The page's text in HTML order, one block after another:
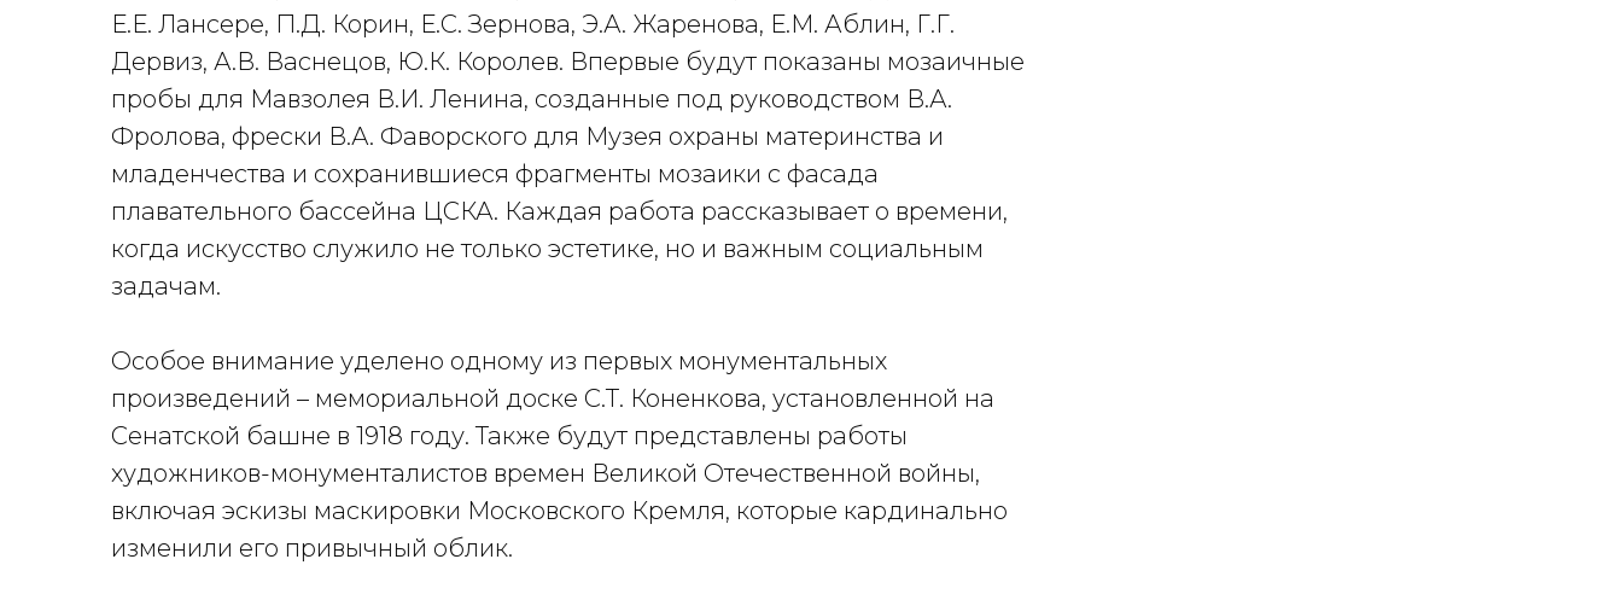
Е.Е. Лансере, П.Д. Корин, Е.С. Зернова, Э.А. Жаренова, Е.М. Аблин, Г.Г.
Дервиз, А.В. Васнецов, Ю.К. Королев. Впервые будут показаны мозаичные
пробы для Мавзолея В.И. Ленина, созданные под руководством В.А.
Фролова, фрески В.А. Фаворского для Музея охраны материнства и
младенчества и сохранившиеся фрагменты мозаики с фасада
плавательного бассейна ЦСКА. Каждая работа рассказывает о времени,
когда искусство служило не только эстетике, но и важным социальным
задачам.
Особое внимание уделено одному из первых монументальных
произведений – мемориальной доске С.Т. Коненкова, установленной на
Сенатской башне в 1918 году. Также будут представлены работы
художников-монументалистов времен Великой Отечественной войны,
включая эскизы маскировки Московского Кремля, которые кардинально
изменили его привычный облик.